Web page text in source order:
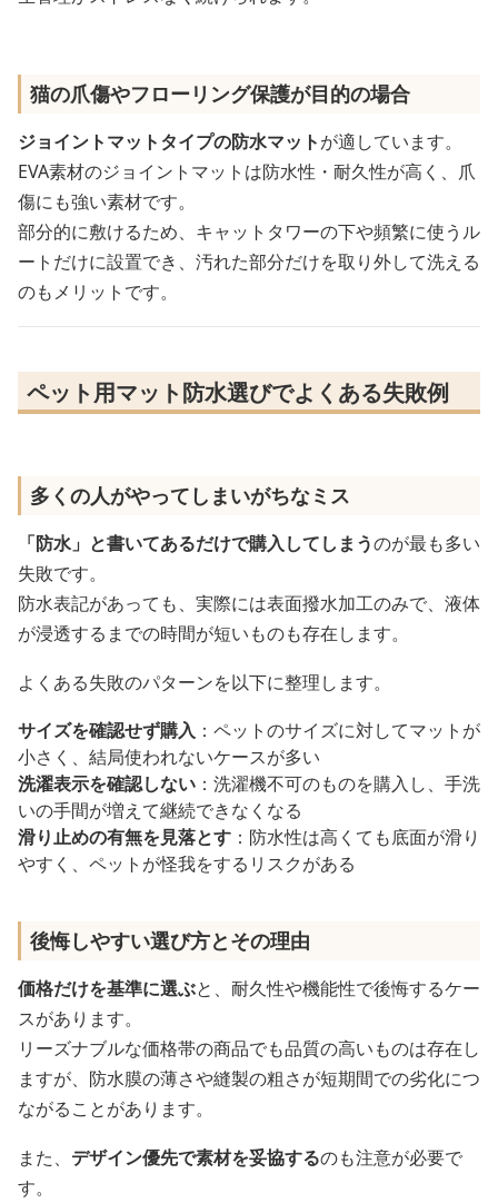
猫の爪傷やフローリング保護が目的の場合
ジョイントマットタイプの防水マットが適しています。
EVA素材のジョイントマットは防水性・耐久性が高く、爪
傷にも強い素材です。
部分的に敷けるため、キャットタワーの下や頻繁に使うル
ートだけに設置でき、汚れた部分だけを取り外して洗える
のもメリットです。
ペット用マット防水選びでよくある失敗例
多くの人がやってしまいがちなミス
「防水」と書いてあるだけで購入してしまうのが最も多い
失敗です。
防水表記があっても、実際には表面撥水加工のみで、液体
が浸透するまでの時間が短いものも存在します。
よくある失敗のパターンを以下に整理します。
サイズを確認せず購入 ：ペットのサイズに対してマットが
小さく、結局使われないケースが多い
洗濯表示を確認しない ：洗濯機不可のものを購入し、手洗
いの手間が増えて継続できなくなる
滑り止めの有無を見落とす ：防水性は高くても底面が滑り
やすく、ペットが怪我をするリスクがある
後悔しやすい選び方とその理由
価格だけを基準に選ぶと、耐久性や機能性で後悔するケー
スがあります。
リーズナブルな価格帯の商品でも品質の高いものは存在し
ますが、防水膜の薄さや縫製の粗さが短期間での劣化につ
ながることがあります。
また、 デザイン優先で素材を妥協するのも注意が必要で
す。